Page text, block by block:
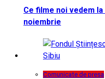
Ce filme noi vedem la
noiembrie
Comunicate de presa